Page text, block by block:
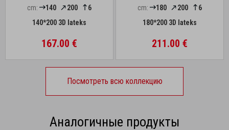
cm: 140 200
6
140*200 3D lateks
167.00 €
cm: 180 200
6
180*200 3D lateks
211.00 €
Посмотреть всю коллекцию
Аналогичные продукты